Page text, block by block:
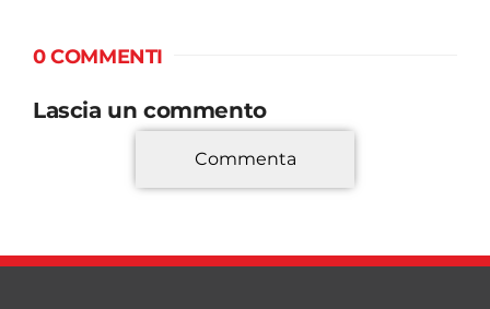
0 COMMENTI
Lascia un commento
*
Commenta